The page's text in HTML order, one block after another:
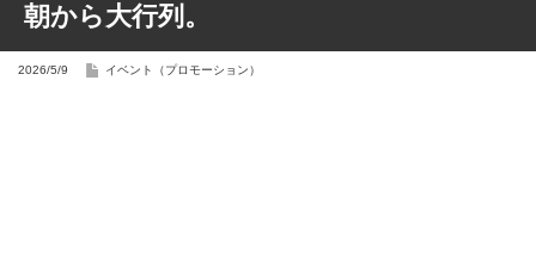
朝から大行列。
2026/5/9 イベント（プロモーション）